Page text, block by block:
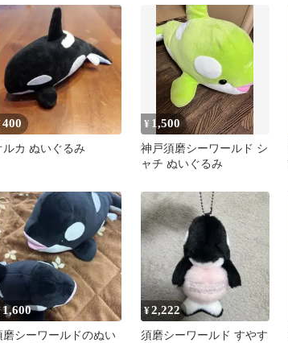
ット
400
ルカ ぬいぐるみ
¥ 1,500
神戸須磨シーワールド シ
ャチ ぬいぐるみ
1,600
磨シーワールドのぬい
¥2,222
須磨シーワールド すやす